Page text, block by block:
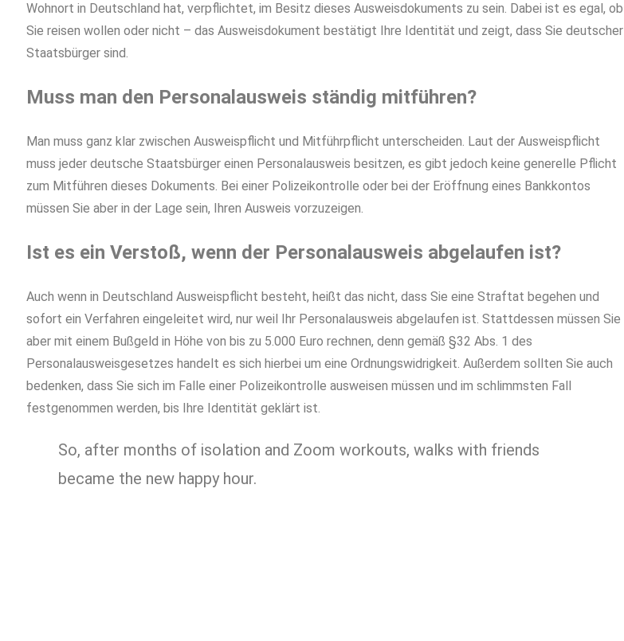
Wohnort in Deutschland hat, verpflichtet, im Besitz dieses Ausweisdokuments zu sein. Dabei ist es egal, ob
Sie reisen wollen oder nicht – das Ausweisdokument bestätigt Ihre Identität und zeigt, dass Sie deutscher
Staatsbürger sind.
Muss man den Personalausweis ständig mitführen?
Man muss ganz klar zwischen Ausweispflicht und Mitführpflicht unterscheiden. Laut der Ausweispflicht
muss jeder deutsche Staatsbürger einen Personalausweis besitzen, es gibt jedoch keine generelle Pflicht
zum Mitführen dieses Dokuments. Bei einer Polizeikontrolle oder bei der Eröffnung eines Bankkontos
müssen Sie aber in der Lage sein, Ihren Ausweis vorzuzeigen.
Ist es ein Verstoß, wenn der Personalausweis abgelaufen ist?
Auch wenn in Deutschland Ausweispflicht besteht, heißt das nicht, dass Sie eine Straftat begehen und
sofort ein Verfahren eingeleitet wird, nur weil Ihr Personalausweis abgelaufen ist. Stattdessen müssen Sie
aber mit einem Bußgeld in Höhe von bis zu 5.000 Euro rechnen, denn gemäß §32 Abs. 1 des
Personalausweisgesetzes handelt es sich hierbei um eine Ordnungswidrigkeit. Außerdem sollten Sie auch
bedenken, dass Sie sich im Falle einer Polizeikontrolle ausweisen müssen und im schlimmsten Fall
festgenommen werden, bis Ihre Identität geklärt ist.
So, after months of isolation and Zoom workouts, walks with friends
became the new happy hour.